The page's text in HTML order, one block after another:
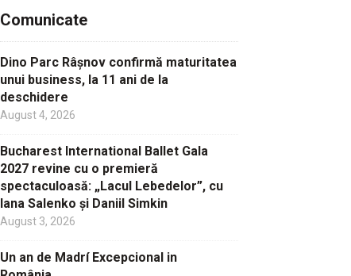
Comunicate
Dino Parc Râșnov confirmă maturitatea
unui business, la 11 ani de la
deschidere
August 4, 2026
Bucharest International Ballet Gala
2027 revine cu o premieră
spectaculoasă: „Lacul Lebedelor”, cu
Iana Salenko și Daniil Simkin
August 3, 2026
Un an de Madrí Excepcional in